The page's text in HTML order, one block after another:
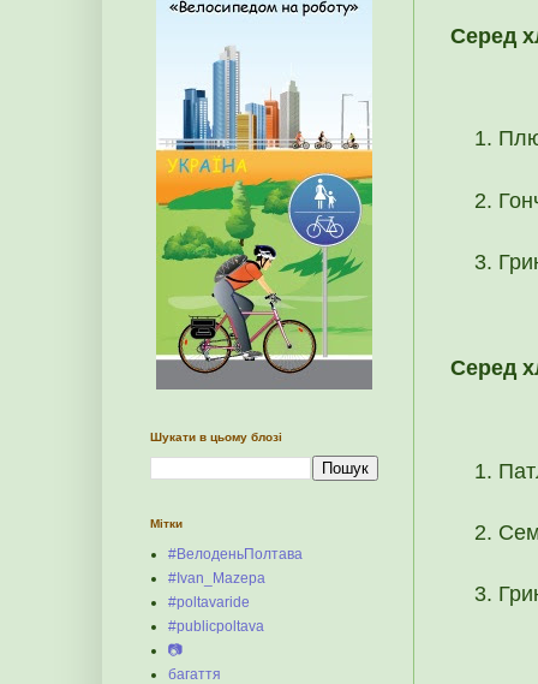
Серед
Серед
Шукати в цьому блозі
Мітки
#ВелоденьПолтава
#Ivan_Mazepa
#poltavaride
#publicpoltava
📷
багаття